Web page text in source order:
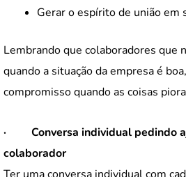
Gerar o espírito de união em
Lembrando que colaboradores que
quando a situação da empresa é
compromisso quando as coisas
· Conversa individual pedindo
colaborador